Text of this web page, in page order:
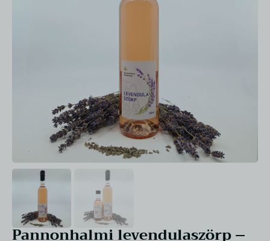
Pannonhalmi levendulaszörp –
Rozmaringos ecet 250 ml
2.748Ft